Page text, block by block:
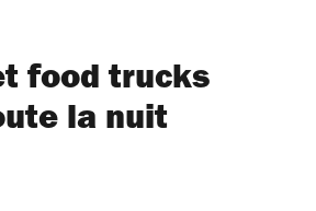
food trucks
la nuit